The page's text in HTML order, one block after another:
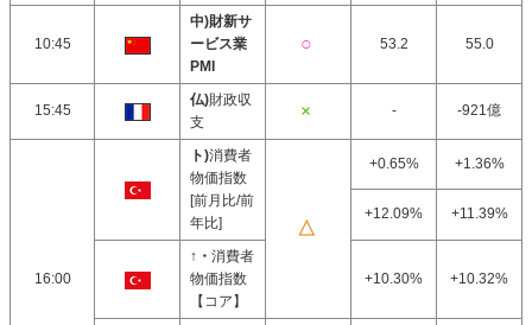
10:45
中)財新サ
ービス業
PMI
53.2 55.0
15:45
仏)財政収
支
- -921億
16:00
ト)消費者
物価指数
[前月比/前
年比]
+0.65% +1.36%
+12.09% +11.39%
↑・ 消費者
物価指数
【コア】
+10.30% +10.32%